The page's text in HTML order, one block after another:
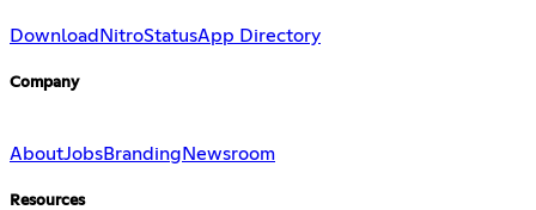
Download NitroStatusApp Directory
Company
AboutJobsBranding Newsroom
Resources